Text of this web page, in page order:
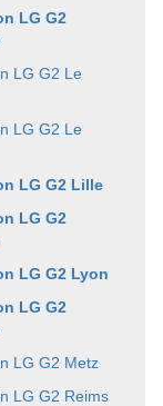
LG G2
LG G2 Le
LG G2 Le
LG G2 Lille
LG G2
LG G2 Lyon
LG G2
LG G2 Metz
LG G2 Reims